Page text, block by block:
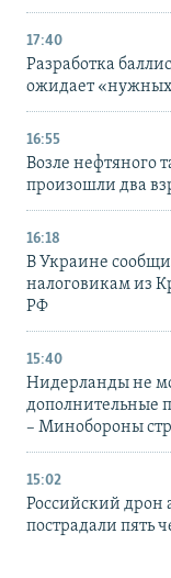
17:40
Разработка
ожидает «нужных
16:55
Возле нефтяного
произошли два
16:18
В Украине
налоговикам из
РФ
15:40
Нидерланды не
дополнительные
– Минобороны
15:02
Российский дрон
пострадали пять